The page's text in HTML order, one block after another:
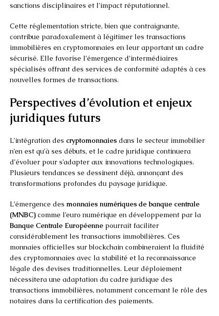
sanctions disciplinaires et l’impact réputationnel.
Cette réglementation stricte, bien que contraignante,
contribue paradoxalement à légitimer les transactions
immobilières en cryptomonnaies en leur apportant un cadre
sécurisé. Elle favorise l’émergence d’intermédiaires
spécialisés offrant des services de conformité adaptés à ces
nouvelles formes de transactions.
Perspectives d’évolution et enjeux
juridiques futurs
L’intégration des cryptomonnaies dans le secteur immobilier
n’en est qu’à ses débuts, et le cadre juridique continuera
d’évoluer pour s’adapter aux innovations technologiques.
Plusieurs tendances se dessinent déjà, annonçant des
transformations profondes du paysage juridique.
L’émergence des monnaies numériques de banque centrale
(MNBC) comme l’euro numérique en développement par la
Banque Centrale Européenne pourrait faciliter
considérablement les transactions immobilières. Ces
monnaies officielles sur blockchain combineraient la fluidité
des cryptomonnaies avec la stabilité et la reconnaissance
légale des devises traditionnelles. Leur déploiement
nécessitera une adaptation du cadre juridique des
transactions immobilières, notamment concernant le rôle des
notaires dans la certification des paiements.